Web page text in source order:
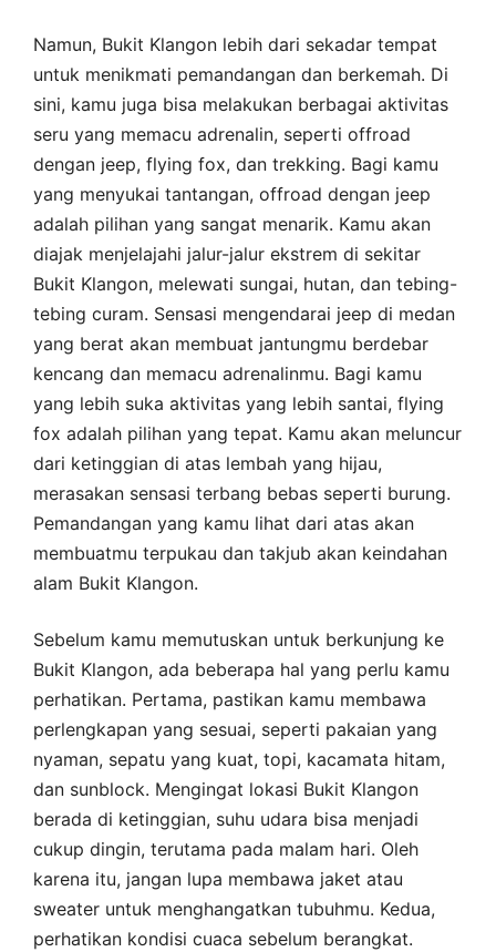
Namun, Bukit Klangon lebih dari sekadar tempat
untuk menikmati pemandangan dan berkemah. Di
sini, kamu juga bisa melakukan berbagai aktivitas
seru yang memacu adrenalin, seperti offroad
dengan jeep, flying fox, dan trekking. Bagi kamu
yang menyukai tantangan, offroad dengan jeep
adalah pilihan yang sangat menarik. Kamu akan
diajak menjelajahi jalur-jalur ekstrem di sekitar
Bukit Klangon, melewati sungai, hutan, dan tebing-
tebing curam. Sensasi mengendarai jeep di medan
yang berat akan membuat jantungmu berdebar
kencang dan memacu adrenalinmu. Bagi kamu
yang lebih suka aktivitas yang lebih santai, flying
fox adalah pilihan yang tepat. Kamu akan meluncur
dari ketinggian di atas lembah yang hijau,
merasakan sensasi terbang bebas seperti burung.
Pemandangan yang kamu lihat dari atas akan
membuatmu terpukau dan takjub akan keindahan
alam Bukit Klangon.
Sebelum kamu memutuskan untuk berkunjung ke
Bukit Klangon, ada beberapa hal yang perlu kamu
perhatikan. Pertama, pastikan kamu membawa
perlengkapan yang sesuai, seperti pakaian yang
nyaman, sepatu yang kuat, topi, kacamata hitam,
dan sunblock. Mengingat lokasi Bukit Klangon
berada di ketinggian, suhu udara bisa menjadi
cukup dingin, terutama pada malam hari. Oleh
karena itu, jangan lupa membawa jaket atau
sweater untuk menghangatkan tubuhmu. Kedua,
perhatikan kondisi cuaca sebelum berangkat.